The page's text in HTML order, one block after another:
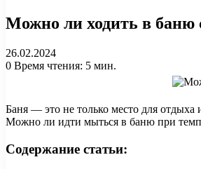
Можно ли ходить в баню
26.02.2024
0 Время чтения: 5 мин.
Баня — это не только место для отдыха
Можно ли идти мыться в баню при
Содержание статьи: